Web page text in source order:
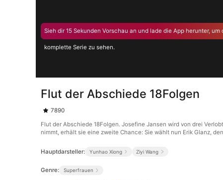
Sieh dir 15 Sekunden Vorschau an und lade die App herunter, um
komplette Serie zu sehen.
Flut der Abschiede 18Folgen
7890
Flut der Abschiede 18Folgen. Josefine Jansen wird von drei
nimmt, erhält sie eine zweite Chance: Sie wählt nun Erik Glanz,
Hauptdarsteller: Yunhao Xiong Ziyi Wang
Genre: Superfrauen